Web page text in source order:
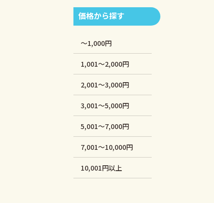
価格から探す
～1,000円
1,001～2,000円
2,001～3,000円
3,001～5,000円
5,001～7,000円
7,001～10,000円
10,001円以上